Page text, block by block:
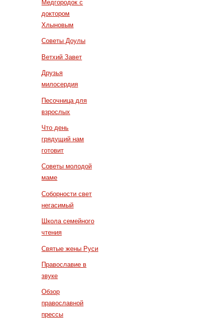
Медгородок с
доктором
Хлыновым
Советы Доулы
Ветхий Завет
Друзья
милосердия
Песочница для
взрослых
Что день
грядущий нам
готовит
Советы молодой
маме
Соборности свет
негасимый
Школа семейного
чтения
Святые жены Руси
Православие в
звуке
Обзор
православной
прессы